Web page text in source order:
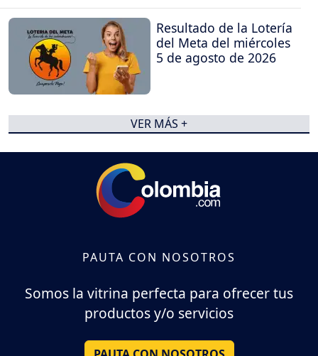
Resultado de la Lotería
del Meta del miércoles
5 de agosto de 2026
VER MÁS +
PAUTA CON NOSOTROS
Somos la vitrina perfecta para ofrecer tus
productos y/o servicios